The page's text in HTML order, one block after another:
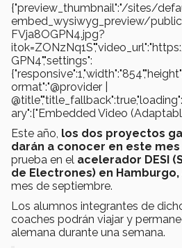
{"preview_thumbnail":"/sites/
embed_wysiwyg_preview/
FVja8OGPN4.jpg?
GPN4","settings":
ormat":"@provider |
ary":["Embedded Video
Este año, los dos proyectos
darán a conocer en este mes
prueba en el acelerador DESI
de Electrones) en
mes de septiembre.
Los alumnos integrantes de
coaches podrán viajar y
alemana durante una semana.